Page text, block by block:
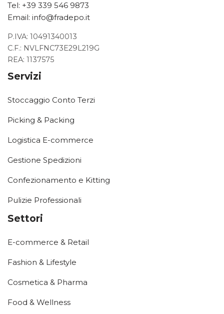
Tel: +39 339 546 9873
Email: info@fradepo.it
P.IVA: 10491340013
C.F.: NVLFNC73E29L219G
REA: 1137575
Servizi
Stoccaggio Conto Terzi
Picking & Packing
Logistica E-commerce
Gestione Spedizioni
Confezionamento e Kitting
Pulizie Professionali
Settori
E-commerce & Retail
Fashion & Lifestyle
Cosmetica & Pharma
Food & Wellness